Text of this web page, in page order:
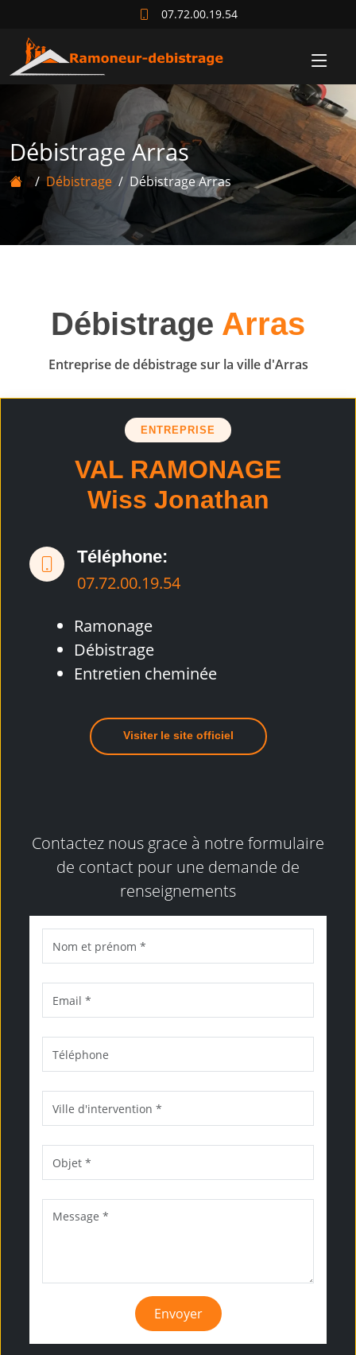
07.72.00.19.54
Débistrage Arras
Débistrage Débistrage Arras
Débistrage Arras
Entreprise de débistrage sur la ville d'Arras
ENTREPRISE
VAL RAMONAGE
Wiss Jonathan
Téléphone:
07.72.00.19.54
Ramonage
Débistrage
Entretien cheminée
Visiter le site officiel
Contactez nous grace à notre formulaire
de contact pour une demande de
renseignements
Envoyer